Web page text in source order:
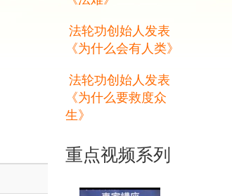
法轮功创始人发表
《为什么会有人类》
法轮功创始人发表
《为什么要救度众
生》
重点视频系列